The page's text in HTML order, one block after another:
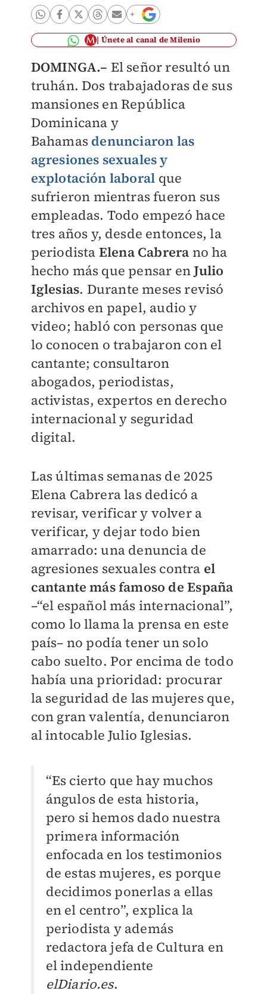
Únete al canal de Milenio
DOMINGA.– El señor resultó un
truhán. Dos trabajadoras de sus
mansiones en República
Dominicana y
Bahamas denunciaron las
agresiones sexuales y
explotación laboral que
sufrieron mientras fueron sus
empleadas. Todo empezó hace
tres años y, desde entonces, la
periodista Elena Cabrera no ha
hecho más que pensar enJulio
Iglesias. Durante meses revisó
archivos en papel, audio y
video; habló con personas que
lo conocen o trabajaron con el
cantante; consultaron
abogados, periodistas,
activistas, expertos en derecho
internacional y seguridad
digital.
Las últimas semanas de 2025
Elena Cabrera las dedicó a
revisar, verificar y volver a
verificar, y dejar todo bien
amarrado: una denuncia de
agresiones sexuales contra el
cantante más famoso de España
–“el español más internacional”,
como lo llama la prensa en este
país– no podía tener un solo
cabo suelto. Por encima de todo
había una prioridad: procurar
la seguridad de las mujeres que,
con gran valentía, denunciaron
al intocable Julio Iglesias.
“Es cierto que hay muchos
ángulos de esta historia,
pero si hemos dado nuestra
primera información
enfocada en los testimonios
de estas mujeres, es porque
decidimos ponerlas a ellas
en el centro”, explica la
periodista y además
redactora jefa de Cultura en
el independiente
elDiario.es.